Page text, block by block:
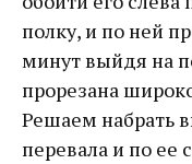
полку, и по ней
минут выйдя на
прорезана
Решаем набрать
перевала и по ее